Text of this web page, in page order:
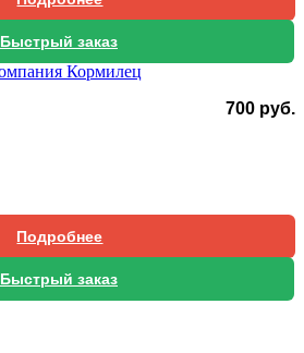
Быстрый заказ
700 руб.
Подробнее
Быстрый заказ